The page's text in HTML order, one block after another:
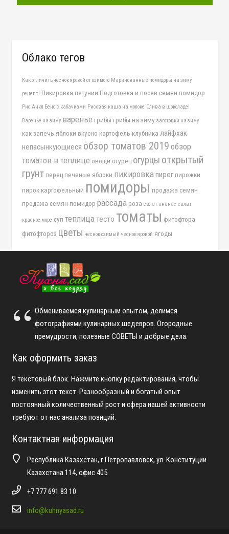
Облако тегов
Как отличить чеснок яровой от озимого Маринованные помидоры на зиму
рецепт! Пикировка петунии Подготовка и посев семян помидор
Рис Анкл Бенс с кабачками Рисовая каша на молоке Слива в шоколаде!
Варенье на зиму варенье грибы грибы на зиму заготовки на зиму
как запечь яблоки вкусно картофель клубника лайфхак
непасынкующиеся обзор томатов 2019 обзор
томатов в теплице овощи огурец огурцы открытый
грунт перец печеные яблоки пикировка пирог пирожки
пирок картофельный помидоры продажа семян
продажа семян помидор рассада роза салат ананас салат
красное море суп теплица тесто томаты фитофтора
фитофтороз цветы чеснок озимый чеснок яровой ягоды
Обмениваемся кулинарным опытом, делимся
фотографиями кулинарных шедевров. Огородные
премудрости, полезные СОВЕТЫ и добрые дела.
Как оформить заказ
Я текстовый блок. Нажмите кнопку редактирования, чтобы
изменить этот текст. Разнообразный и богатый опыт
постоянный количественный рост и сфера нашей активности
требуют от нас анализа позиций.
Контактная информация
Республика Казахстан, г.Петропавловск, ул. Конституции
Казахстана 114, офис 405
+7 777 691 83 10
info@kuhnyasad.ru